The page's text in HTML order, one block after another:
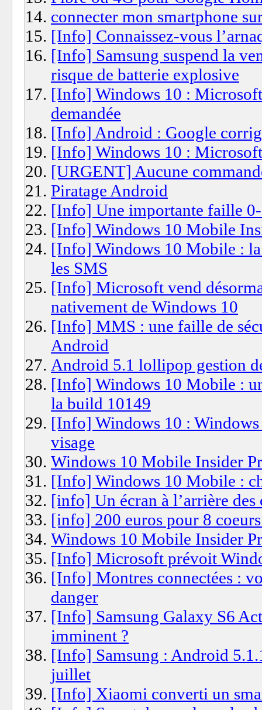
connecter mon smartphone
[Info] Connaissez-vous
[Info] Samsung suspend la
risque de batterie explosive
[Info] Windows 10 :
demandée
[Info] Android : Google
[Info] Windows 10 :
[URGENT] Aucune
Piratage Android
[Info] Une importante faille
[Info] Windows 10 Mobile
[Info] Windows 10 Mobile :
les SMS
[Info] Microsoft vend
nativement de Windows 10
[Info] MMS : une faille de
Android
Android 5.1 lollipop gestion
[Info] Windows 10 Mobile :
la build 10149
[Info] Windows 10 : Windows
visage
Windows 10 Mobile Insider
[Info] Windows 10 Mobile :
[info] Un écran à l’arrière
[info] 200 euros pour 8
Windows 10 Mobile Insider
[Info] Microsoft prévoit
[Info] Montres connectées :
danger
[Info] Samsung Galaxy S6
imminent ?
[Info] Samsung : Android
juillet
[Info] Xiaomi converti un